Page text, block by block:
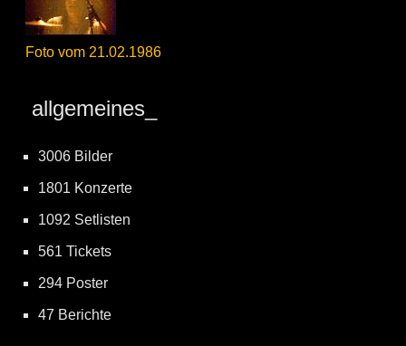
Foto vom 21.02.1986
allgemeines_
3006 Bilder
1801 Konzerte
1092 Setlisten
561 Tickets
294 Poster
47 Berichte